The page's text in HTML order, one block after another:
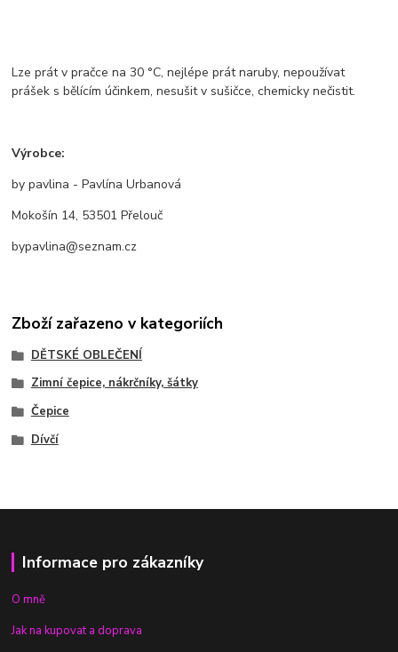
Lze prát v pračce na 30 °C, nejlépe prát naruby, nepoužívat
prášek s bělícím účinkem, nesušit v sušičce, chemicky nečistit.
Výrobce:
by pavlina - Pavlína Urbanová
Mokošín 14, 53501 Přelouč
bypavlina@seznam.cz
Zboží zařazeno v kategoriích
DĚTSKÉ OBLEČENÍ
Zimní čepice, nákrčníky, šátky
Čepice
Dívčí
Informace pro zákazníky
O mně
Jak na kupovat a doprava